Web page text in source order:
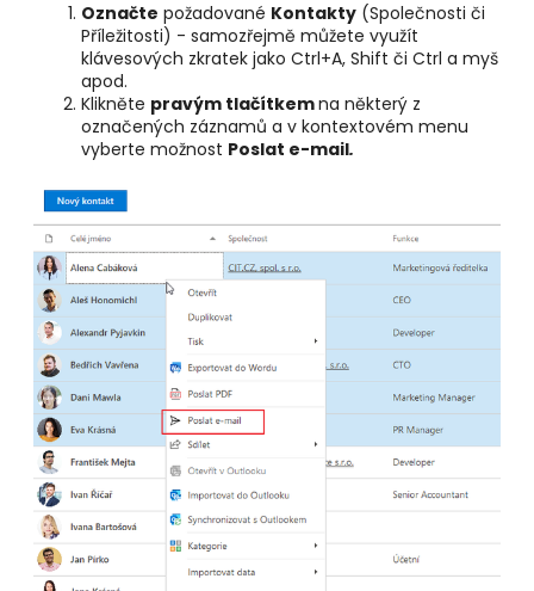
Označte požadované Kontakty (Společnosti či
Příležitosti) - samozřejmě můžete využít
klávesových zkratek jako Ctrl+A, Shift či Ctrl a myš
apod.
Klikněte pravým tlačítkemna některý z
označených záznamů a v kontextovém menu
vyberte možnost Poslat e-mail.